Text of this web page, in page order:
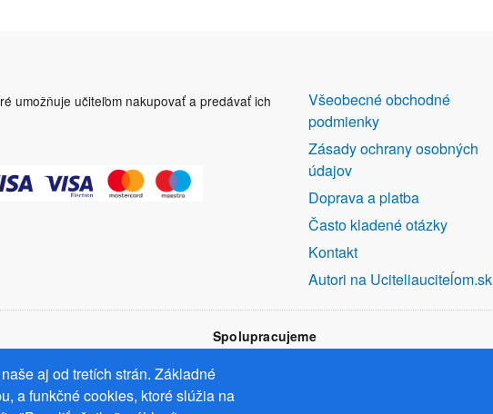
umožňuje učiteľom nakupovať a predávať ich
aj od tretích strán. Základné
a funkčné cookies, ktoré slúžia na
DALŠÍ
ODKAZY
Všeobecné obchodné
podmienky
Zásady ochrany osobných
údajov
Doprava a platba
Často kladené otázky
Kontakt
Autori na Uciteliauciteĺom.sk
Spolupracujeme